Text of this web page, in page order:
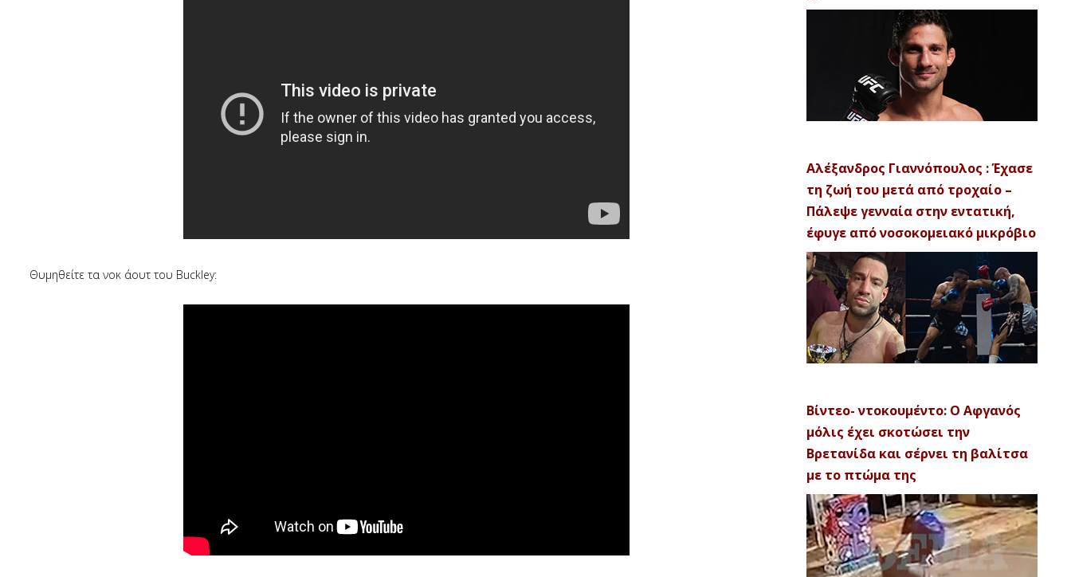
Θυμηθείτε τα νοκ άουτ του Buckley:
Αλέξανδρος Γιαννόπουλος : Έχασε
τη ζωή του μετά από τροχαίο –
Πάλεψε γενναία στην εντατική,
έφυγε από νοσοκομειακό μικρόβιο
Βίντεο- ντοκουμέντο: Ο Αφγανός
μόλις έχει σκοτώσει την
Βρετανίδα και σέρνει τη βαλίτσα
με το πτώμα της